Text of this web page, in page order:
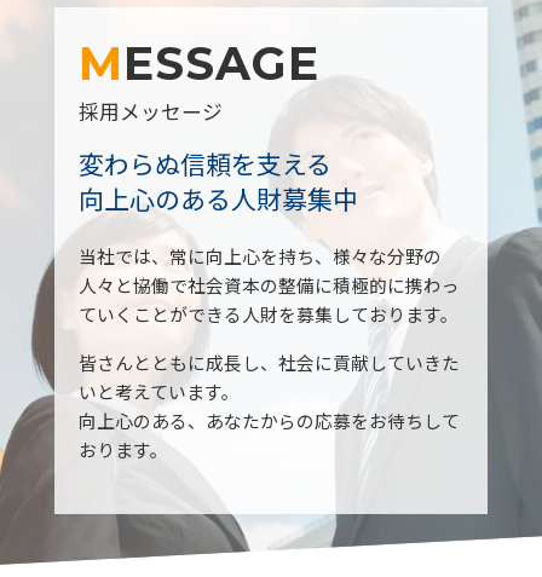
MESSAGE
採用メッセージ
変わらぬ信頼を支える
向上心のある人財募集中
当社では、常に向上心を持ち、様々な分野の
人々と協働で社会資本の整備に積極的に携わっ
ていくことができる人財を募集しております。
皆さんとともに成長し、社会に貢献していきた
いと考えています。
向上心のある、あなたからの応募をお待ちして
おります。